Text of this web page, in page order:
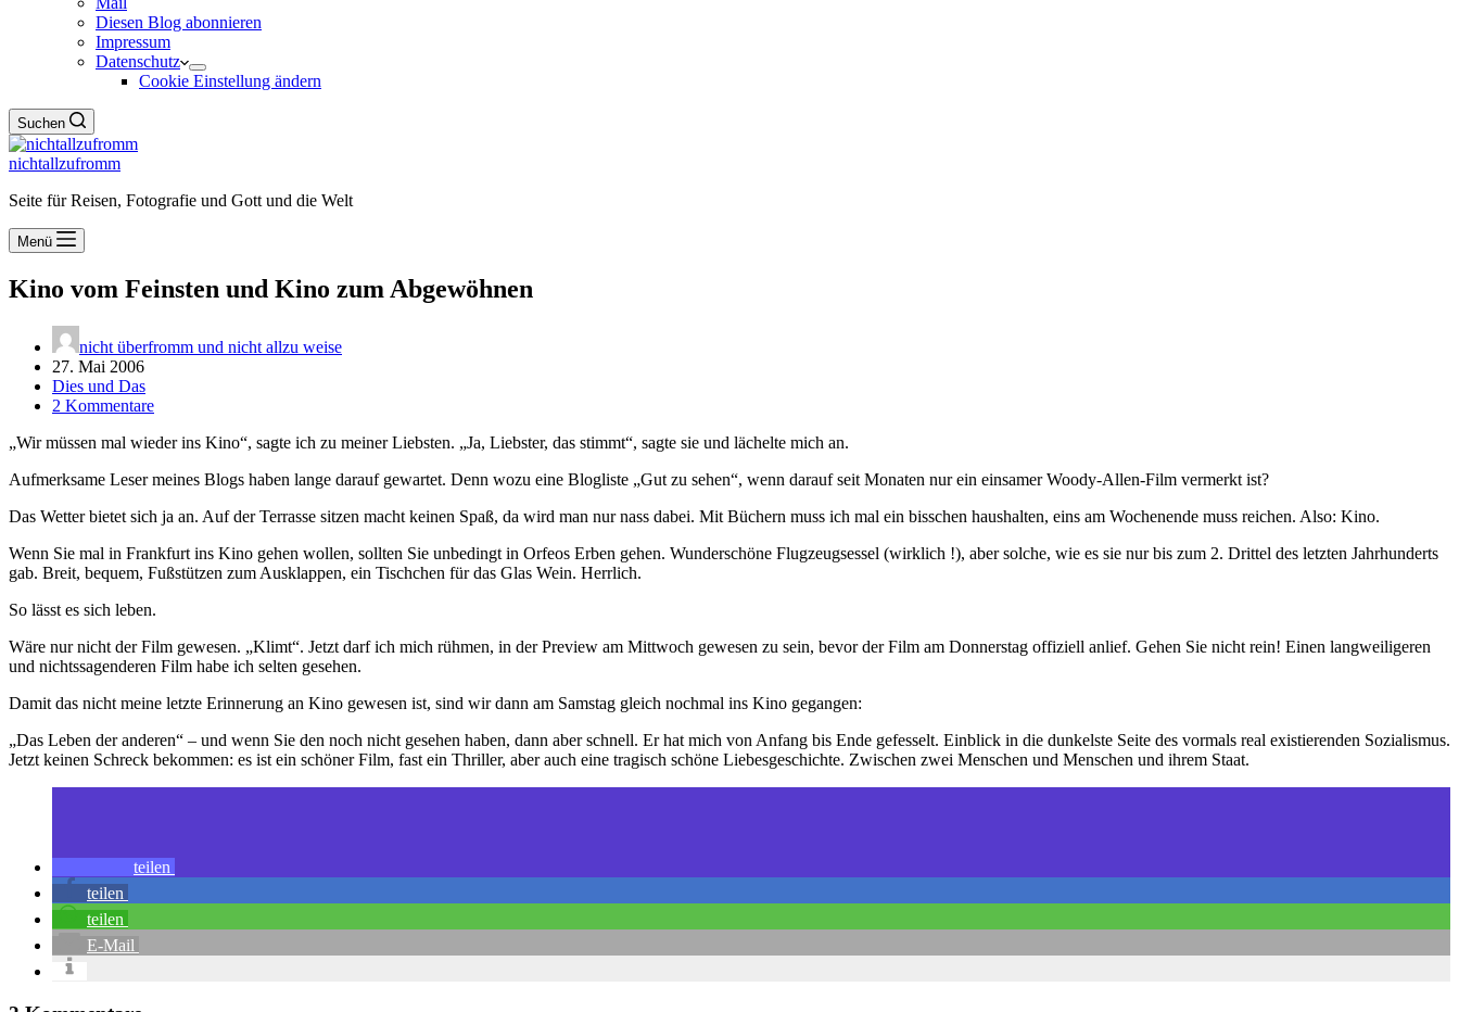
Diesen Blog abonnieren
Impressum
Datenschutz
Cookie Einstellung ändern
Suchen
nichtallzufromm
Seite für Reisen, Fotografie und Gott und die Welt
Menü
Kino vom Feinsten und Kino zum Abgewöhnen
nicht überfromm und nicht allzu weise
27. Mai 2006
Dies und Das
2 Kommentare
„Wir müssen mal wieder ins Kino“, sagte ich zu meiner Liebsten. „Ja, Liebster, das stimmt“, sagte sie und lächelte mich an.
Aufmerksame Leser meines Blogs haben lange darauf gewartet. Denn wozu eine Blogliste „Gut zu sehen“, wenn darauf seit Monaten nur ein einsamer Woody-Allen-Film vermerkt ist?
Das Wetter bietet sich ja an. Auf der Terrasse sitzen macht keinen Spaß, da wird man nur nass dabei. Mit Büchern muss ich mal ein bisschen haushalten, eins am Wochenende muss reichen. Also: Kino.
Wenn Sie mal in Frankfurt ins Kino gehen wollen, sollten Sie unbedingt in Orfeos Erben gehen. Wunderschöne Flugzeugsessel (wirklich !), aber solche, wie es sie nur bis zum 2. Drittel des letzten Jahrhunderts
gab. Breit, bequem, Fußstützen zum Ausklappen, ein Tischchen für das Glas Wein. Herrlich.
So lässt es sich leben.
Wäre nur nicht der Film gewesen. „Klimt“. Jetzt darf ich mich rühmen, in der Preview am Mittwoch gewesen zu sein, bevor der Film am Donnerstag offiziell anlief. Gehen Sie nicht rein! Einen langweiligeren
und nichtssagenderen Film habe ich selten gesehen.
Damit das nicht meine letzte Erinnerung an Kino gewesen ist, sind wir dann am Samstag gleich nochmal ins Kino gegangen:
„Das Leben der anderen“ – und wenn Sie den noch nicht gesehen haben, dann aber schnell. Er hat mich von Anfang bis Ende gefesselt. Einblick in die dunkelste Seite des vormals real existierenden Sozialismus.
Jetzt keinen Schreck bekommen: es ist ein schöner Film, fast ein Thriller, aber auch eine tragisch schöne Liebesgeschichte. Zwischen zwei Menschen und Menschen und ihrem Staat.
teilen
teilen
teilen
E-Mail